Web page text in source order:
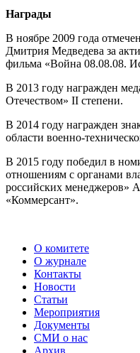
Награды
В ноябре 2009 года
Дмитрия Медведева за
фильма «Война 08.08.08.
В 2013 году награжден
Отечеством» II степени.
В 2014 году награжден
области военно-
В 2015 году победил в
отношениям с органами
российских менеджеров»
«Коммерсант».
О комитете
О журнале
Контакты
Новости
Статьи
Мероприятия
Документы
СМИ о нас
Архив